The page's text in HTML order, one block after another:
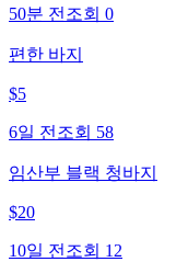
50분 전 조회 0
편한 바지
$5
6일 전 조회 58
임산부 블랙 청바지
$20
10일 전 조회 12